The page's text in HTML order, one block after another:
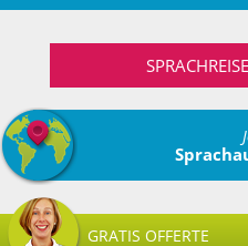
GRATIS OFFERTE